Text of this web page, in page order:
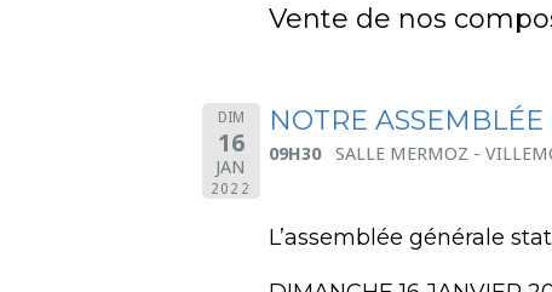
Vente de nos
DIM
16
JAN
2022
NOTRE
09H30 SALLE MERMOZ -
L’assemblée générale